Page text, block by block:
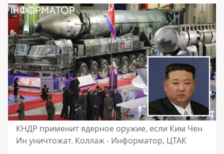
КНДР применит ядерное оружие, если Ким Чен
Ин уничтожат. Коллаж - Информатор, ЦТАК